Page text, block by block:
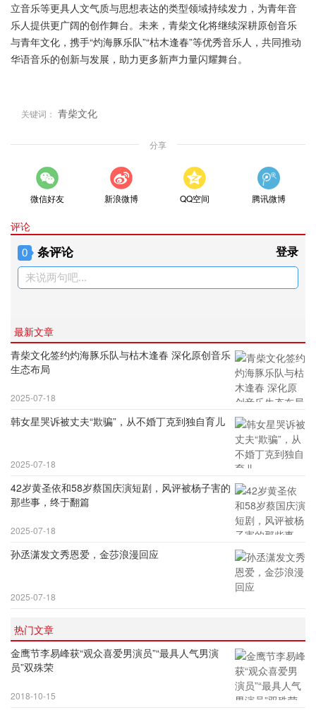
立音乐等更具人文气质与思想表达的类型领域持续发力，为青年音
乐人提供更广阔的创作舞台。未来，青柴文化将继续深耕原创音乐
与青年文化，携手“灼海豚乐队”“枯木逢春”等优秀音乐人，共同推动
华语音乐的创新与发展，助力更多新声力量闪耀舞台。
关键词： 青柴文化
分享
微信好友 新浪微博 QQ空间 腾讯微博
评论
0 条评论 登录
来说两句吧...
最新文章
青柴文化签约灼海豚乐队与枯木逢春 深化原创音乐
生态布局
2025-07-18
韩女星哭诉被丈夫“欺骗”，从不婚丁克到独自育儿
2025-07-18
42岁黄圣依和58岁蔡国庆演短剧，风评被杨子害的
那些事，终于翻篇
2025-07-18
孙丞潇发文秀恩爱，金莎浪漫回应
2025-07-18
热门文章
金鹰节李易峰获“观众喜爱男演员”“最具人气男演
员”双殊荣
2018-10-15